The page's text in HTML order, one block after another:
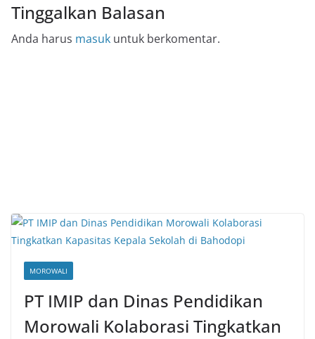
Tinggalkan Balasan
Anda harus masuk untuk berkomentar.
MOROWALI
PT IMIP dan Dinas Pendidikan
Morowali Kolaborasi Tingkatkan